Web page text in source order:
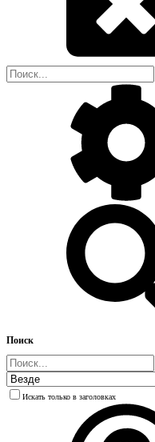
Поиск
Искать только в заголовках